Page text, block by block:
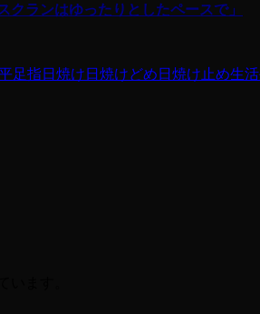
ランはゆったりとしたペースで」
足指日焼け 日焼けどめ 日焼け止め生活